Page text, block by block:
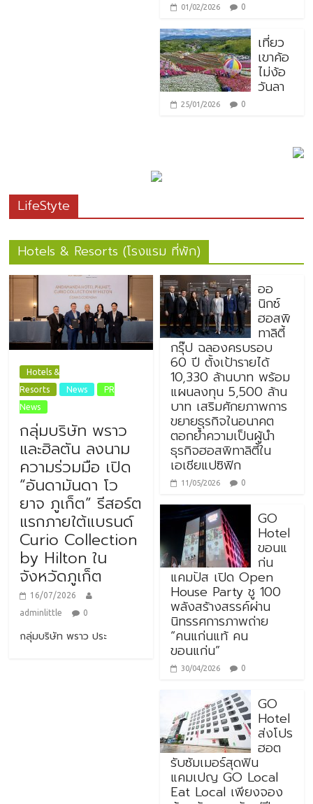
01/02/2026 0
เที่ยว
เขาค้อ
ไม่ง้อ
วันลา
25/01/2026 0
LifeStyte
Hotels & Resorts (โรงแรม ที่พัก)
Hotels &
Resorts
News
PR
News
กลุ่มบริษัท พราว
และฮิลตัน ลงนาม
ความร่วมมือ เปิด
“อันดามันดา โว
ยาจ ภูเก็ต” รีสอร์ต
แรกภายใต้แบรนด์
Curio Collection
by Hilton ใน
จังหวัดภูเก็ต
16/07/2026
adminlittle
0
กลุ่มบริษัท พราว ประ
ออ
นิกซ์
ฮอสพิ
ทาลิตี้
กรุ๊ป ฉลองครบรอบ
60 ปี ตั้งเป้ารายได้
10,330 ล้านบาท พร้อม
แผนลงทุน 5,500 ล้าน
บาท เสริมศักยภาพการ
ขยายธุรกิจในอนาคต
ตอกย้ำความเป็นผู้นำ
ธุรกิจฮอสพิทาลิตี้ใน
เอเชียแปซิฟิก
11/05/2026 0
GO
Hotel
ขอนแ
ก่น
แคมปัส เปิด Open
House Party ชู 100
พลังสร้างสรรค์ผ่าน
นิทรรศการภาพถ่าย
“คนแก่นแท้ คน
ขอนแก่น”
30/04/2026 0
GO
Hotel
ส่งโปร
ฮอต
รับซัมเมอร์สุดฟิน
แคมเปญ GO Local
Eat Local เพียงจอง